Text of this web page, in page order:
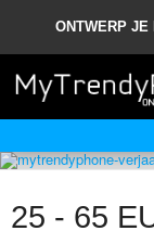
ONTWERP JE
25 - 65